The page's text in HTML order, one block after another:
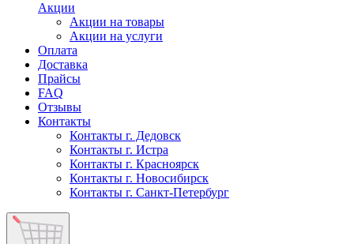
Акции
Акции на товары
Акции на услуги
Оплата
Доставка
Прайсы
FAQ
Отзывы
Контакты
Контакты г. Дедовск
Контакты г. Истра
Контакты г. Красноярск
Контакты г. Новосибирск
Контакты г. Санкт-Петербург